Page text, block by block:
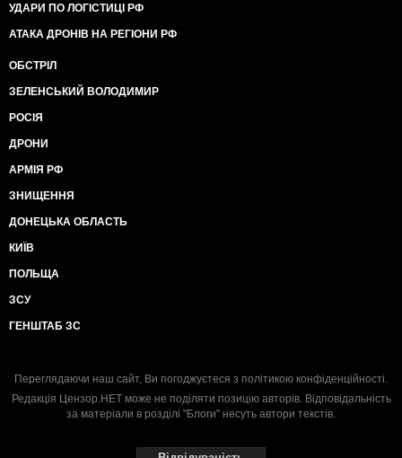
УДАРИ ПО ЛОГІСТИЦІ РФ
АТАКА ДРОНІВ НА РЕГІОНИ РФ
ОБСТРІЛ
ЗЕЛЕНСЬКИЙ ВОЛОДИМИР
РОСІЯ
ДРОНИ
АРМІЯ РФ
ЗНИЩЕННЯ
ДОНЕЦЬКА ОБЛАСТЬ
КИЇВ
ПОЛЬЩА
ЗСУ
ГЕНШТАБ ЗС
Переглядаючи наш сайт, Ви погоджуєтеся з політикою конфіденційності.
Редакція Цензор.НЕТ може не поділяти позицію авторів. Відповідальність
за матеріали в розділі "Блоги" несуть автори текстів.